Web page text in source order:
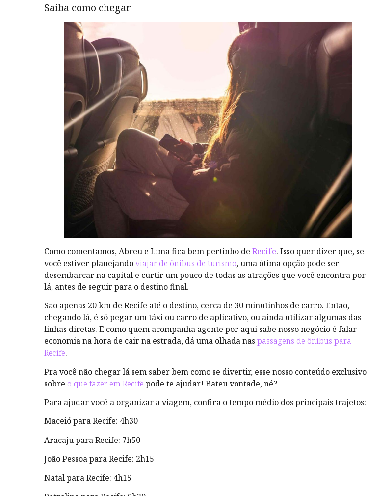
Saiba como chegar
Como comentamos, Abreu e Lima fica bem pertinho de Recife. Isso quer dizer que, se
você estiver planejandoviajar de ônibus de turismo, uma ótima opção pode ser
desembarcar na capital e curtir um pouco de todas as atrações que você encontra por
lá, antes de seguir para o destino final.
São apenas 20 km de Recife até o destino, cerca de 30 minutinhos de carro. Então,
chegando lá, é só pegar um táxi ou carro de aplicativo, ou ainda utilizar algumas das
linhas diretas. E como quem acompanha agente por aqui sabe nosso negócio é falar
economia na hora de cair na estrada, dá uma olhada nas passagens de ônibus para
Recife.
Pra você não chegar lá sem saber bem como se divertir, esse nosso conteúdo exclusivo
sobre o que fazer em Recife pode te ajudar! Bateu vontade, né?
Para ajudar você a organizar a viagem, confira o tempo médio dos principais trajetos:
Maceió para Recife: 4h30
Aracaju para Recife: 7h50
João Pessoa para Recife: 2h15
Natal para Recife: 4h15